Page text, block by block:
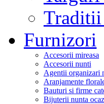
Furnizori
Accesorii mireasa
Accesorii nunti
Agentii organizari
Aranjamente
Bauturi si firme
Bijuterii nunta